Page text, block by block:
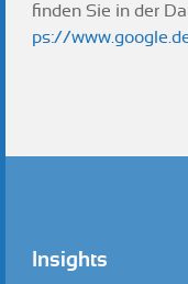
finden Sie in der
ps://
Insights